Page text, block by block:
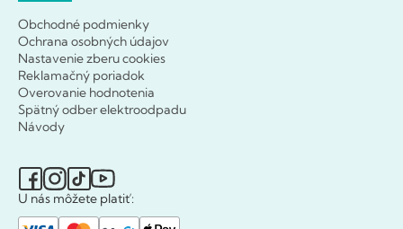
Obchodné podmienky
Ochrana osobných údajov
Nastavenie zberu cookies
Reklamačný poriadok
Overovanie hodnotenia
Spätný odber elektroodpadu
Návody
U nás môžete platiť: